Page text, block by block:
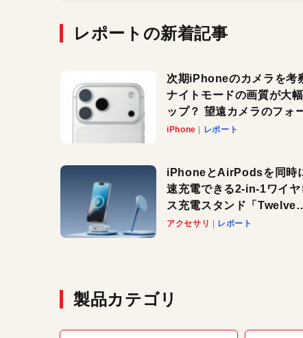
レポートの新着記事
次期iPhoneのカメラを考
ナイトモードの画質が大
ップ？ 望遠カメラのフォ
スがさらにシャープに？
iPhone レポート
iPhoneとAirPodsを同時
速充電できる2-in-1ワイヤ
ス充電スタンド「Twelve
South HiRise 2 Deluxe」
アクセサリ レポート
製品カテゴリ